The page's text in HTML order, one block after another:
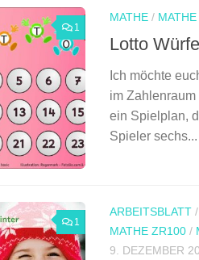
1
MATHE /
Lotto
Ich möchte
im
ein Spielplan,
Spieler sechs...
1
ARBEITSBLATT /
MATHE ZR100 /
9. DEZEMBER